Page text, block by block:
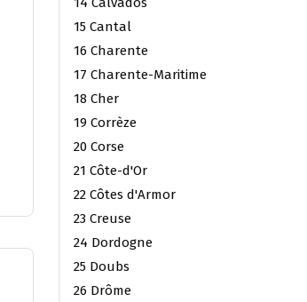
15 Cantal
16 Charente
17 Charente-Maritime
18 Cher
19 Corrèze
20 Corse
21 Côte-d'Or
22 Côtes d'Armor
23 Creuse
24 Dordogne
25 Doubs
26 Drôme